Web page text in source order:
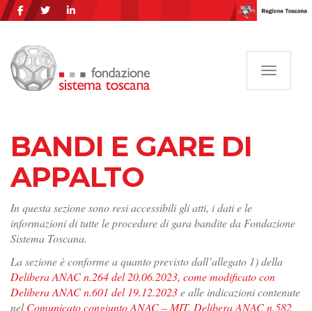
BANDI E GARE DI
APPALTO
In questa sezione sono resi accessibili gli atti, i dati e le
informazioni di tutte le procedure di gara bandite da Fondazione
Sistema Toscana.
La sezione è conforme a quanto previsto dall’allegato 1) della
Delibera ANAC n.264 del 20.06.2023, come modificato con
Delibera ANAC n.601 del 19.12.2023e alle indicazioni contenute
nelComunicato congiunto ANAC – MIT, Delibera ANAC n.582